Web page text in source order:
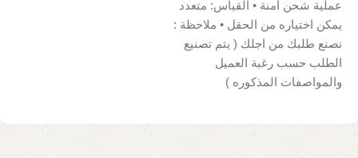
عملية شحن آمنة • القياس: متعدد
يمكن اختياره من الحقل • ملاحظة :
نصنع طلبك من اجلك ( يتم تصنيع
الطلب حسب رغبة العميل
والمواصفات المذكوره )